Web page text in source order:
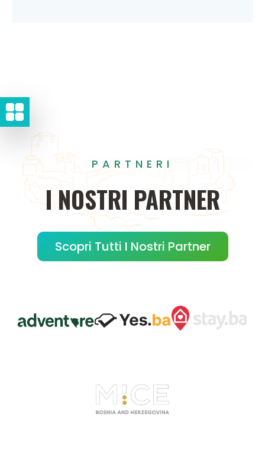
PARTNERI
INOSTRI PARTNER
Scopri Tutti I Nostri Partner